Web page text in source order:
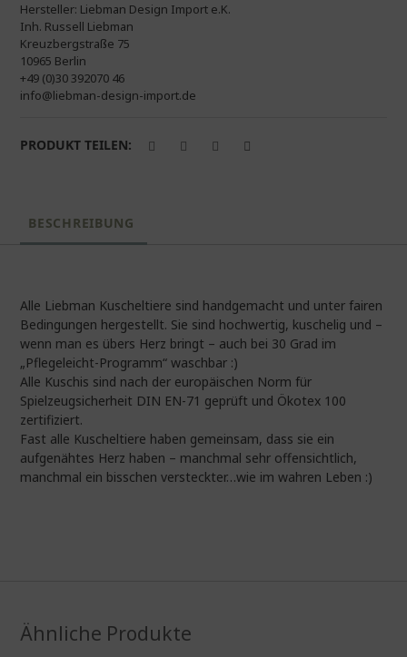
Hersteller: Liebman Design Import e.K.
Inh. Russell Liebman
Kreuzbergstraße 75
10965 Berlin
+49 (0)30 392070 46
info@liebman-design-import.de
PRODUKT TEILEN:
BESCHREIBUNG
Alle Liebman Kuscheltiere sind handgemacht und unter fairen
Bedingungen hergestellt. Sie sind hochwertig, kuschelig und –
wenn man es übers Herz bringt – auch bei 30 Grad im
„Pflegeleicht-Programm“ waschbar :)
Alle Kuschis sind nach der europäischen Norm für
Spielzeugsicherheit DIN EN-71 geprüft und Ökotex 100
zertifiziert.
Fast alle Kuscheltiere haben gemeinsam, dass sie ein
aufgenähtes Herz haben – manchmal sehr offensichtlich,
manchmal ein bisschen versteckter…wie im wahren Leben :)
Ähnliche Produkte